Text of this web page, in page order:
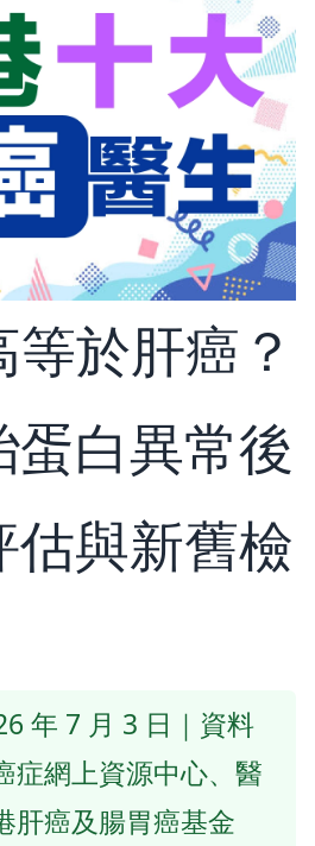
等於肝癌？
蛋白異常後
估與新舊檢
年 7 月 3 日｜資料
症網上資源中心、醫
肝癌及腸胃癌基金